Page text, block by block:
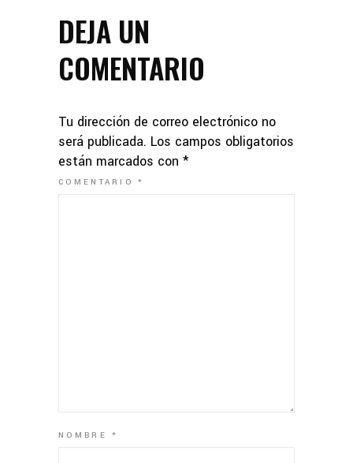
DEJA UN
COMENTARIO
Tu dirección de correo electrónico no
será publicada. Los campos obligatorios
están marcados con *
COMENTARIO*
NOMBRE*